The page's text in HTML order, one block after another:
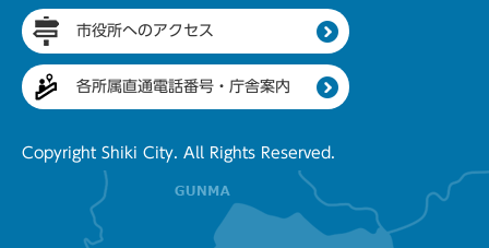
市役所へのアクセス
各所属直通電話番号・庁舎案内
Copyright Shiki City. All Rights Reserved.